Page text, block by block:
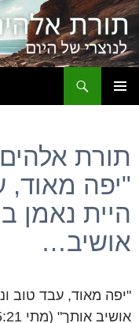
תורת
"יפה מאוד,
היית נאמן
אושיב…
"יפה מאוד, עבד טוב
אושיב אותך" (מתי 25:21).